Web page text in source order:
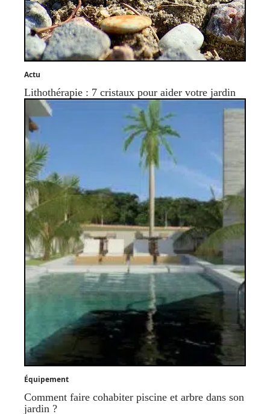
Actu
Lithothérapie : 7 cristaux pour aider votre jardin
Équipement
Comment faire cohabiter piscine et arbre dans son
jardin ?